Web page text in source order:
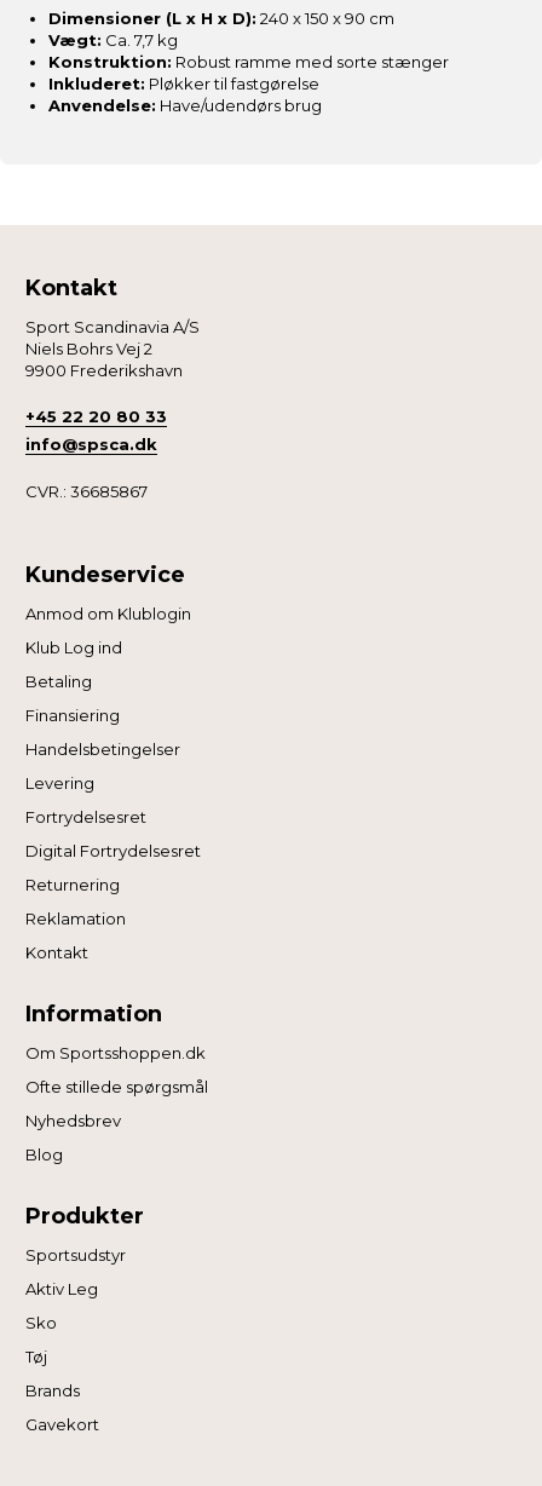
Dimensioner (L x H x D): 240 x 150 x 90 cm
Vægt: Ca. 7,7 kg
Konstruktion: Robust ramme med sorte stænger
Inkluderet: Pløkker til fastgørelse
Anvendelse: Have/udendørs brug
Kontakt
Sport Scandinavia A/S
Niels Bohrs Vej 2
9900 Frederikshavn
+45 22 20 80 33
info@spsca.dk
CVR.: 36685867
Kundeservice
Anmod om Klublogin
Klub Log ind
Betaling
Finansiering
Handelsbetingelser
Levering
Fortrydelsesret
Digital Fortrydelsesret
Returnering
Reklamation
Kontakt
Information
Om Sportsshoppen.dk
Ofte stillede spørgsmål
Nyhedsbrev
Blog
Produkter
Sportsudstyr
Aktiv Leg
Sko
Tøj
Brands
Gavekort